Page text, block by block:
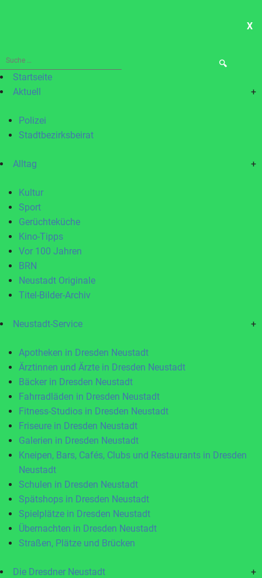
X
Suche
nach:Startseite
Aktuell
+
Polizei
Stadtbezirksbeirat
Alltag +
Kultur
Sport
Gerüchteküche
Kino-Tipps
Vor 100 Jahren
BRN
Neustadt Originale
Titel-Bilder-Archiv
Neustadt-Service +
Apotheken in Dresden Neustadt
Ärztinnen und Ärzte in Dresden Neustadt
Bäcker in Dresden Neustadt
Fahrradläden in Dresden Neustadt
Fitness-Studios in Dresden Neustadt
Friseure in Dresden Neustadt
Galerien in Dresden Neustadt
Kneipen, Bars, Cafés, Clubs und Restaurants in Dresden
Neustadt
Schulen in Dresden Neustadt
Spätshops in Dresden Neustadt
Spielplätze in Dresden Neustadt
Übernachten in Dresden Neustadt
Straßen, Plätze und Brücken
Die Dresdner Neustadt +